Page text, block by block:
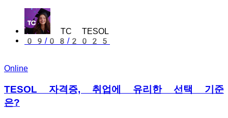
TC TESOL
09/08/2025
Online
TESOL 자격증, 취업에 유리한 선택 기준
은?